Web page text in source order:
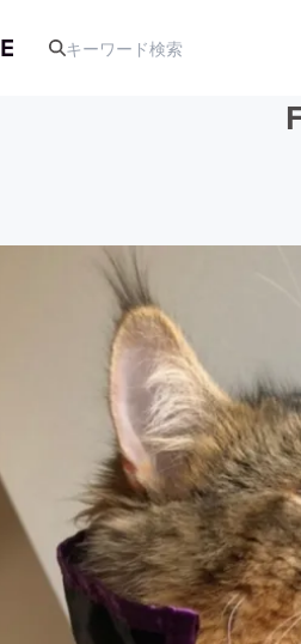
アート・写真
テクノロジー・ガジェット
映像・映画
ビジネス・起業
まちづくり・地域活性化